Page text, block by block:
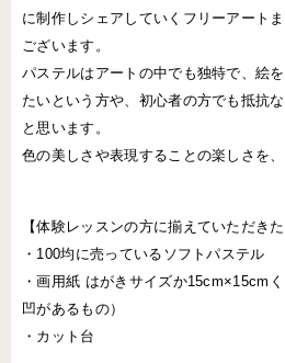
に制作しシェアしていくフリーアート
ございます。
パステルはアートの中でも独特で、絵
たいという方や、初心者の方でも抵抗
と思います。
色の美しさや表現することの楽しさを
【体験レッスンの方に揃えていただきた
・100均に売っているソフトパステル
・画用紙 はがきサイズか15cm×15cm
凹があるもの）
・カット台